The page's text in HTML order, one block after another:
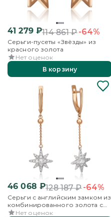
41 279₽114 861₽-64%
Серьги-пусеты «Звёзды» из
красного золота
Нет оценок
В корзину
46 068 ₽128 187₽-64%
Серьги с английским замком из
комбинированного золота с
фианитами
Нет оценок